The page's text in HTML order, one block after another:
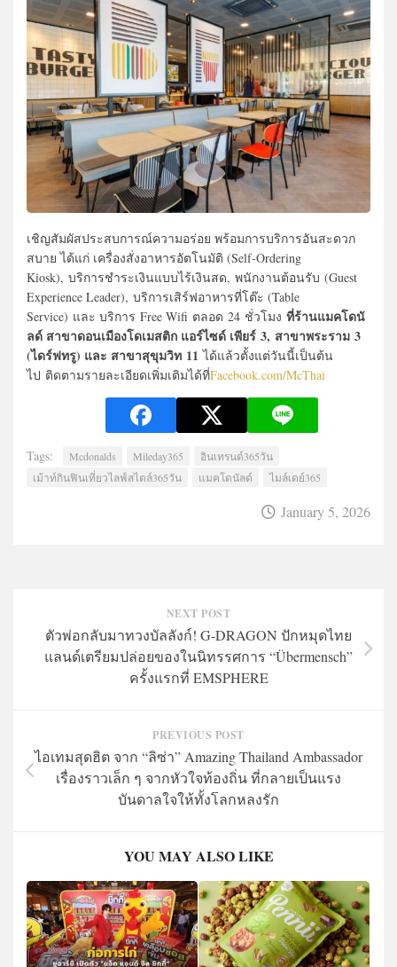
เชิญสัมผัสประสบการณ์ความอร่อย พร้อมการบริการอันสะดวก
สบาย ได้แก่ เครื่องสั่งอาหารอัตโนมัติ (Self-Ordering
Kiosk), บริการชำระเงินแบบไร้เงินสด, พนักงานต้อนรับ (Guest
Experience Leader), บริการเสิร์ฟอาหารที่โต๊ะ (Table
Service) และ บริการ Free Wifi ตลอด 24 ชั่วโมง ที่ร้านแมคโดนั
ลด์ สาขาดอนเมืองโดเมสติก แอร์ไซด์ เพียร์ 3, สาขาพระราม 3
(ไดร์ฟทรู) และ สาขาสุขุมวิท 11ได้แล้วตั้งแต่วันนี้เป็นต้น
ไป ติดตามรายละเอียดเพิ่มเติมได้ที่Facebook.com/McThai
Tags: Mcdonalds Mileday365
อินเทรนด์365วัน
เม้าท์กินฟินเที่ยวไลฟ์สไตล์365วัน
แมคโดนัลด์ ไมล์เดย์365
January 5, 2026
NEXT POST
ตัวพ่อกลับมาทวงบัลลังก์! G-DRAGON ปักหมุดไทย
แลนด์เตรียมปล่อยของในนิทรรศการ “Übermensch”
ครั้งแรกที่ EMSPHERE
PREVIOUS POST
ไอเทมสุดฮิต จาก “ลิซ่า” Amazing Thailand Ambassador
เรื่องราวเล็ก ๆ จากหัวใจท้องถิ่น ที่กลายเป็นแรง
บันดาลใจให้ทั้งโลกหลงรัก
YOU MAY ALSO LIKE